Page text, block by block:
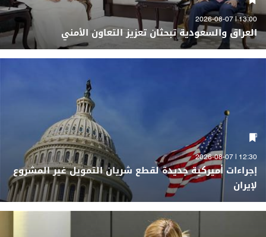
13:00 | 2026-08-07
العراق والسعودية تبحثان تعزيز التعاون الأمني
12:30 | 2026-08-07
إجراءات أميركية جديدة لقطع شريان التمويل غير المشروع
لإيران